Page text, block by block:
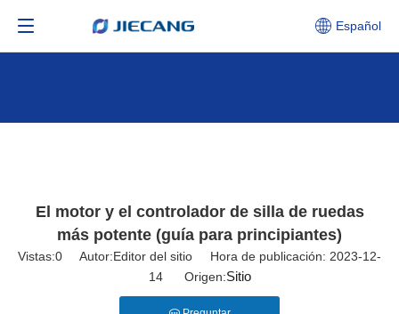
Español
El motor y el controlador de silla de ruedas
más potente (guía para principiantes)
Vistas:0 Autor:Editor del sitio Hora de publicación: 2023-12-
14 Origen:Sitio